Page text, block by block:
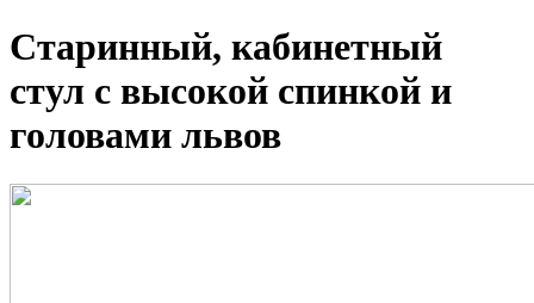
Старинный, кабинетный
стул с высокой спинкой и
головами львов